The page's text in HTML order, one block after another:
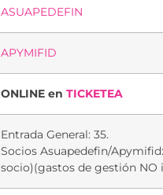
ASUAPEDEFIN
APYMIFID
ONLINE en TICKETEA
Entrada General: 35.
Socios Asuapedefin/
socio)(gastos de gestión NO